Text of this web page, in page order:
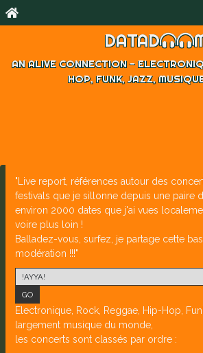
DATAD
AN ALIVE CONNECTION -
HOP, FUNK, JAZZ,
"Live report, références autour des
festivals que je sillonne depuis une paire
environ 2000 dates que j'ai vues
voire plus loin !
Balladez-vous, surfez, je partage cette
modération !!!"
Electronique, Rock, Reggae, Hip-Hop,
largement musique du monde,
les concerts sont classés par ordre :